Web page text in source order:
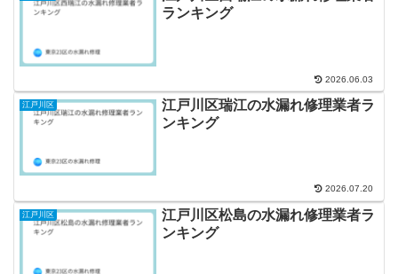
ランキング
2026.06.03
江戸川区
江戸川区瑞江の水漏れ修理業者ラ
ンキング
2026.07.20
江戸川区
江戸川区松島の水漏れ修理業者ラ
ンキング